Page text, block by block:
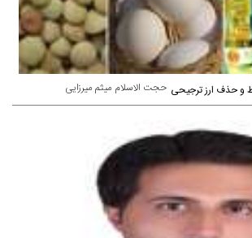
حجت الاسلام میثم میرزایی و حذف ارز ترجیحی